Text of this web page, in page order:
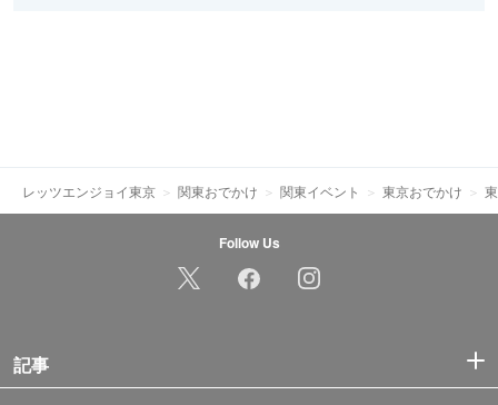
レッツエンジョイ東京 関東おでかけ 関東イベント 東京おでかけ
Follow Us
記事